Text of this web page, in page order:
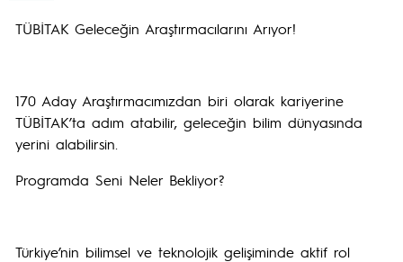
TÜBİTAK Geleceğin Araştırmacılarını Arıyor!
170 Aday Araştırmacımızdan biri olarak kariyerine
TÜBİTAK’ta adım atabilir, geleceğin bilim dünyasında
yerini alabilirsin.
Programda Seni Neler Bekliyor?
Türkiye’nin bilimsel ve teknolojik gelişiminde aktif rol